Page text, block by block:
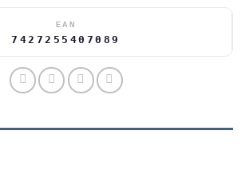
EAN
7427255407089